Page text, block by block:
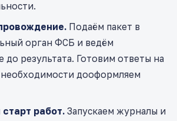
Подаём пакет в
орган ФСБ и ведём
до результата. Готовим ответы на
дооформляем
работ. Запускаем журналы и